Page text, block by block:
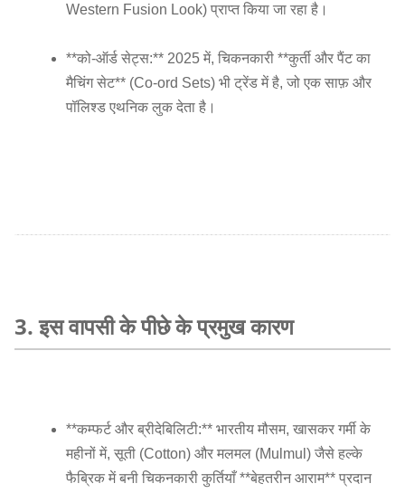
Western Fusion Look) प्राप्त किया जा रहा है।
**को-ऑर्ड सेट्स:** 2025 में, चिकनकारी **कुर्ती और पैंट का
मैचिंग सेट** (Co-ord Sets) भी ट्रेंड में है, जो एक साफ़ और
पॉलिश्ड एथनिक लुक देता है।
3. इस वापसी के पीछे के प्रमुख कारण
**कम्फर्ट और ब्रीदेबिलिटी:** भारतीय मौसम, खासकर गर्मी के
महीनों में, सूती (Cotton) और मलमल (Mulmul) जैसे हल्के
फैब्रिक में बनी चिकनकारी कुर्तियाँ **बेहतरीन आराम** प्रदान